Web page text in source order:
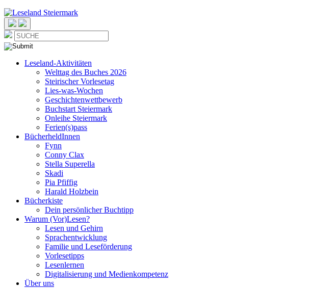
Leseland-Aktivitäten
Welttag des Buches 2026
Steirischer Vorlesetag
Lies-was-Wochen
Geschichtenwettbewerb
Buchstart Steiermark
Onleihe Steiermark
Ferien(s)pass
BücherheldInnen
Fynn
Conny Clax
Stella Superella
Skadi
Pia Pfiffig
Harald Holzbein
Bücherkiste
Dein persönlicher Buchtipp
Warum (Vor)Lesen?
Lesen und Gehirn
Sprachentwicklung
Familie und Leseförderung
Vorlesetipps
Lesenlernen
Digitalisierung und Medienkompetenz
Über uns